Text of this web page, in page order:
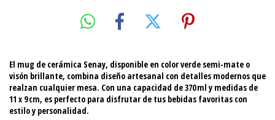
El mug de cerámica Senay, disponible en color verde semi-mate o
visón brillante, combina diseño artesanal con detalles modernos que
realzan cualquier mesa. Con una capacidad de 370 mly medidas de
11 x 9 cm, es perfecto para disfrutar de tus bebidas favoritas con
estilo y personalidad.